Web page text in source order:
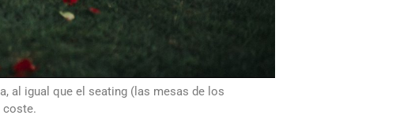
al igual que el seating (las mesas de los
coste.